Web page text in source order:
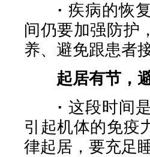
· 疾病的恢
间仍要加强防护
养、避免跟患者
起居有节，
· 这段时间
引起机体的免疫
律起居，要充足